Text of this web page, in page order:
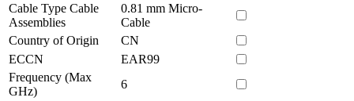
Cable Type Cable
Assemblies
0.81 mm Micro-
Cable
Country of Origin
CN
ECCN
EAR99
Frequency (Max
GHz)
6